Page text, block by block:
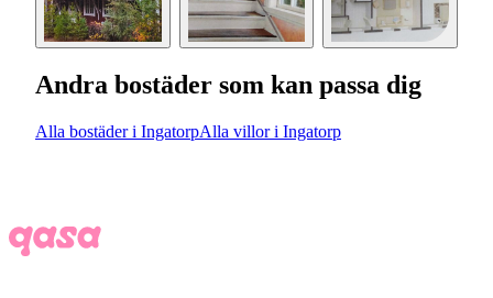
Andra bostäder som kan passa dig
Alla bostäder i IngatorpAlla villor i Ingatorp